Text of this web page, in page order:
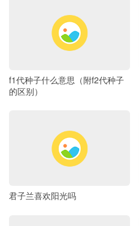
f1代种子什么意思（附f2代种子
的区别）
君子兰喜欢阳光吗